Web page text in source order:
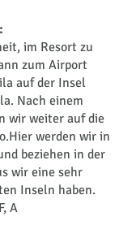
im Resort zu
zum Airport
auf der Insel
Nach einem
wir weiter auf die
werden wir in
beziehen in der
wir eine sehr
Inseln haben.
A